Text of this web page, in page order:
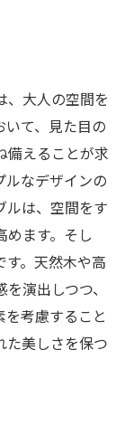
、大人の空間を
て、見た目の
備えることが求
ルなデザインの
ルは、空間をす
めます。そし
。天然木や高
演出しつつ、
考慮すること
た美しさを保つ